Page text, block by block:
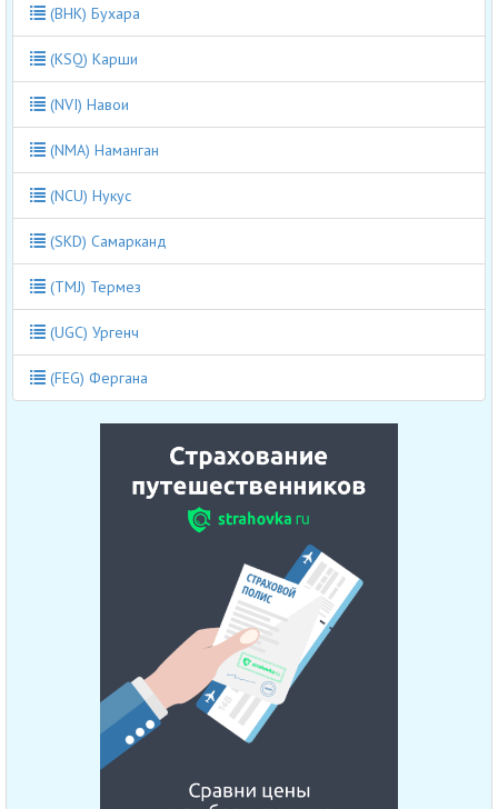
(BHK) Бухара
(KSQ) Карши
(NVI) Навои
(NMA) Наманган
(NCU) Нукус
(SKD) Самарканд
(TMJ) Термез
(UGC) Ургенч
(FEG) Фергана